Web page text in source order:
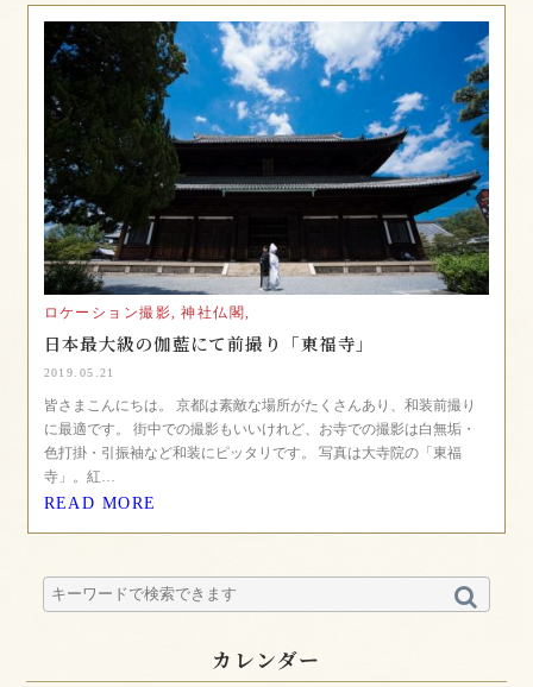
ロケーション撮影, 神社仏閣,
日本最大級の伽藍にて前撮り「東福寺」
2019.05.21
皆さまこんにちは。 京都は素敵な場所がたくさんあり、和装前撮り
に最適です。 街中での撮影もいいけれど、お寺での撮影は白無垢・
色打掛・引振袖など和装にピッタリです。 写真は大寺院の「東福
寺」。紅…
READ MORE
カレンダー